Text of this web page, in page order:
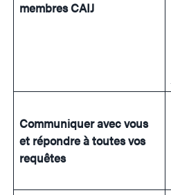
membres CAIJ
Communiquer avec vous
et répondre à toutes vos
requêtes